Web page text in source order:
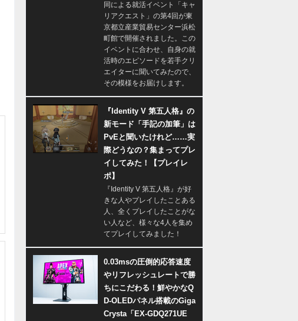
同による就活イベント「キャ
リアクエスト」の第4回が東
京都立産業貿易センター浜松
町館で開催されました。この
イベントに合わせ、自身の就
活時のエピソードを若手クリ
エイターに聞いてみたので、
その模様をお届けします。
『Identity V 第五人格』の
新モード「手記の加筆」は
PvEと聞いたけれど……実
際どうなの？集まってプレ
イしてみた！【プレイレ
ポ】
『Identity V 第五人格』が好
きな人やプレイしたことある
人、全くプレイしたことがな
い人など、様々な4人を集め
てプレイしてみました！
0.03msの圧倒的応答速度
やリフレッシュレートで勝
ちにこだわる！鮮やかなQ
D-OLEDパネル搭載のGiga
Crysta「EX-GDQ271UE